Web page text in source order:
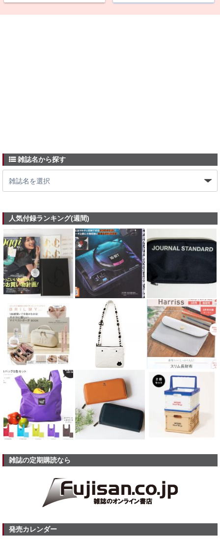
雑誌名から探す
人気付録ランキング(週間)
雑誌の定期購読なら
発売カレンダー